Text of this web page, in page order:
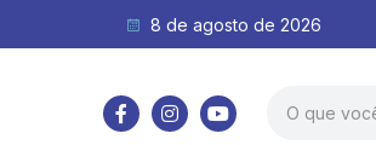
8 de agosto de 2026